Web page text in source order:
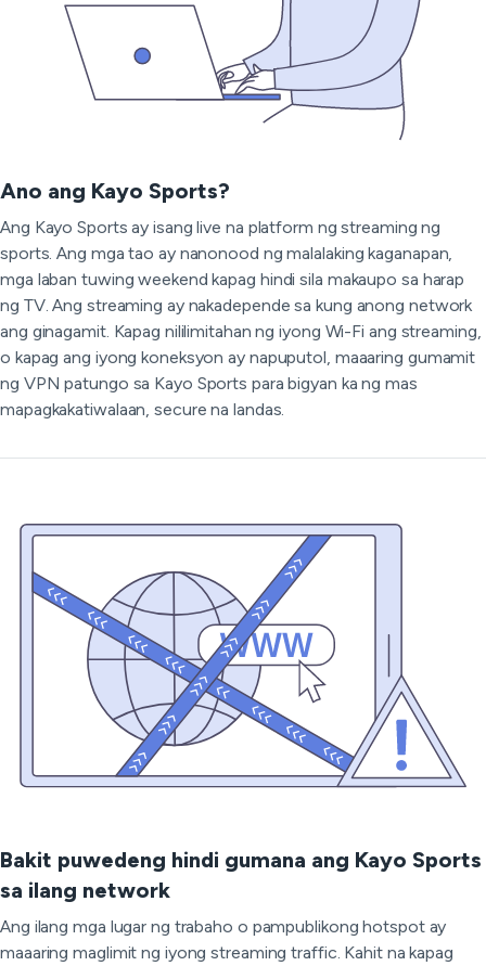
Ano ang Kayo Sports?
Ang Kayo Sports ay isang live na platform ng streaming ng
sports. Ang mga tao ay nanonood ng malalaking kaganapan,
mga laban tuwing weekend kapag hindi sila makaupo sa harap
ng TV. Ang streaming ay nakadepende sa kung anong network
ang ginagamit. Kapag nililimitahan ng iyong Wi-Fi ang streaming,
o kapag ang iyong koneksyon ay napuputol, maaaring gumamit
ng VPN patungo sa Kayo Sports para bigyan ka ng mas
mapagkakatiwalaan, secure na landas.
Bakit puwedeng hindi gumana ang Kayo Sports
sa ilang network
Ang ilang mga lugar ng trabaho o pampublikong hotspot ay
maaaring maglimit ng iyong streaming traffic. Kahit na kapag